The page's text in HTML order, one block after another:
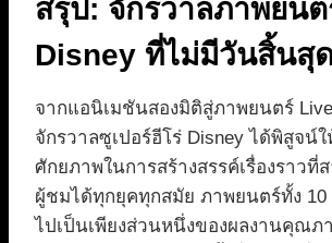
สรุป: จักรวาลภาพยนต
Disney ที่ไม่มีวันสิ้นสุ
จากแอนิเมชันสองมิติสู่ภาพยนตร์
จักรวาลซูเปอร์ฮีโร่ Disney ได้พิสูจน์ใ
ศักยภาพในการสร้างสรรค์เรื่องราวที่
ผู้ชมได้ทุกยุคทุกสมัย ภาพยนตร์ทั้ง 10
ไปเป็นเพียงส่วนหนึ่งของผลงานคุณภ